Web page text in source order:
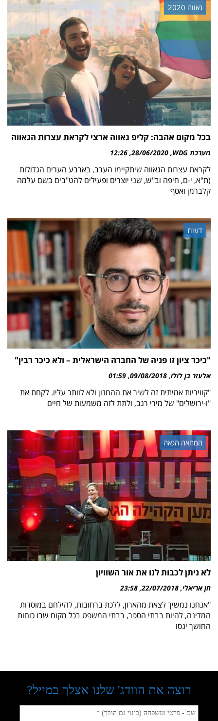
גאווה 2020
בכל מקום אהבה: קליפ גאווה ארצי לקראת עצרות הגאווה
מערכת WDG 28/06/2020
12:26
לקראת עצרות הגאווה שיתקיימו הערב, בארבע הערים הגדולות
(ת"א, י-ם, חיפה וב"ש, שני יוצרים ופעילים להט"בים בשם עלמה
קלברמן ואסף
דעות
"כיכר ציון זו פניה של החברה הישראלית – ולא כיכר רבין"
אלעזר בן לולו 09/08/2018
01:59
"קוויריות אמיתית זה לשיר את ההמנון ולא לוותר עליו. לקחת את
"ו-ירושלים" של מירי רגב, ולתת לזה משמעות של חיים
המחאה הגאה
לא ניתן לכבות לנו את אור השוויון
חן אריאלי 22/07/2018
23:58
"אנחנו נמשיך לצאת מהארון, ללכת ברחובות, להילחם במוסדות
המדינה, להיות בבתי הספר, בבתי המשפט בכל מקום שבו כוחות
החושך ינסו